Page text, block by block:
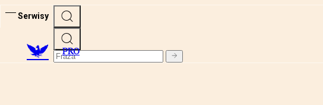
Serwisy
PRO